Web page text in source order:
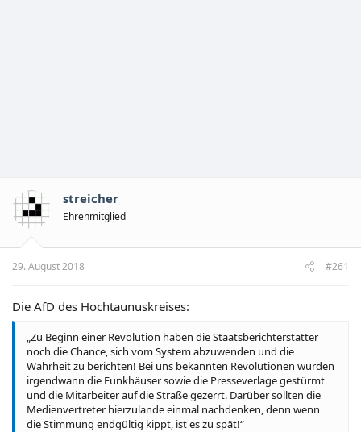
streicher
Ehrenmitglied
29. August 2018 #261
Die AfD des Hochtaunuskreises:
„Zu Beginn einer Revolution haben die Staatsberichterstatter
noch die Chance, sich vom System abzuwenden und die
Wahrheit zu berichten! Bei uns bekannten Revolutionen wurden
irgendwann die Funkhäuser sowie die Presseverlage gestürmt
und die Mitarbeiter auf die Straße gezerrt. Darüber sollten die
Medienvertreter hierzulande einmal nachdenken, denn wenn
die Stimmung endgültig kippt, ist es zu spät!“